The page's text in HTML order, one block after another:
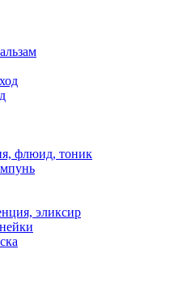
флюид, тоник
эликсир